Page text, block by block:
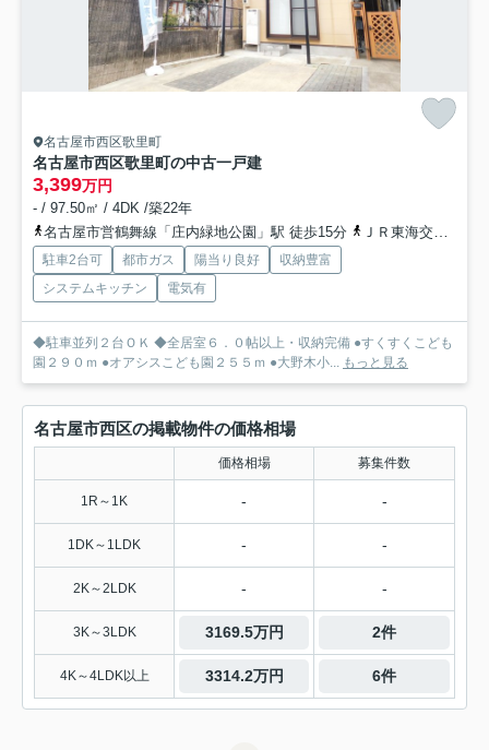
名古屋市西区歌里町
名古屋市西区歌里町の中古一戸建
3,399万円
- / 97.50㎡ / 4DK /築22年
名古屋市営鶴舞線「庄内緑地公園」駅 徒歩15分
ＪＲ東海交通城北線「比良」駅 徒歩17分
駐車2台可 都市ガス 陽当り良好
収納豊富
システムキッチン
電気有
◆駐車並列２台ＯＫ ◆全居室６．０帖以上・収納完備 ●すくすくこども
園２９０ｍ ●オアシスこども園２５５ｍ ●大野木小... もっと見る
名古屋市西区の掲載物件の価格相場
価格相場 募集件数
1R～1K - -
1DK～1LDK - -
2K～2LDK - -
3K～3LDK 3169.5万円 2件
4K～4LDK以上 3314.2万円 6件